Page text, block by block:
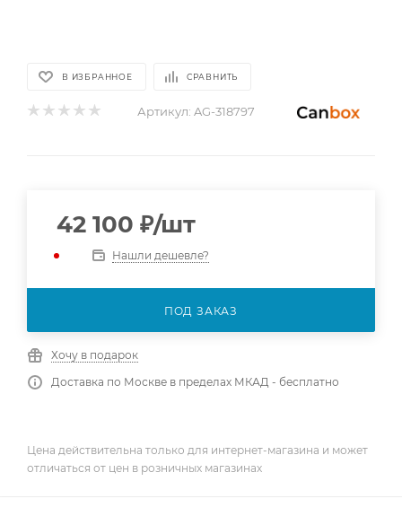
В ИЗБРАННОЕ СРАВНИТЬ
Артикул: AG-318797
42 100 ₽/шт
Нашли дешевле?
ПОД ЗАКАЗ
Хочу в подарок
Доставка по Москве в пределах МКАД - бесплатно
Цена действительна только для интернет-магазина и может
отличаться от цен в розничных магазинах